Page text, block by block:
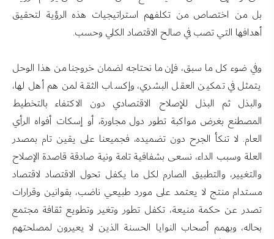
بل من اختصاص من تكلفهم استراتيجيات هذه الرؤية لتحقيق
أهدافها التي تصب في صالح الاقتصاد الكلي وحسب.
وفي ضوء كل ما سبق، فإن ما نحتاجه لضمان خروجنا من هذا الوحل
يتمثل في تمكين العقل البشري، وإكساب الثقة لمن هم أهل لها،
والبذل ثم البذل للإصلاح الاقتصادي دون الاكتفاء بالتخطيط
المصطنع بغرض مواكبة تطور دول مجاورة، أو إسكات أفواه الرأي
العام. لا تنكأ الجرح دون تضميده، فجميعنا على يقين تام بمصدر
العلة وسبب الداء، نسعى بشفافية تامة ونية صادقة قاصدة الإصلاح
والتغيير، والتطبيق الصارم لكل ما يكفل تحول الاقتصاد لاقتصاد
مستدام منتج لا يعتمد على مورد طبيعي ناضب، بقوانين وقرارات
تصدر عن حكمة منيعة، تكفل تطور وتغير وتطويع ثقافة مجتمع
بحاله، وبهمم أصحاب النوايا الحسنة الذين لا يعيرون لمصلحتهم